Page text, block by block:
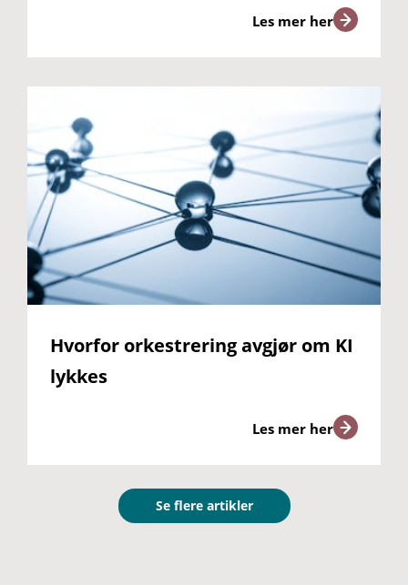
Les mer her
Hvorfor orkestrering avgjør om KI
lykkes
Les mer her
Se flere artikler